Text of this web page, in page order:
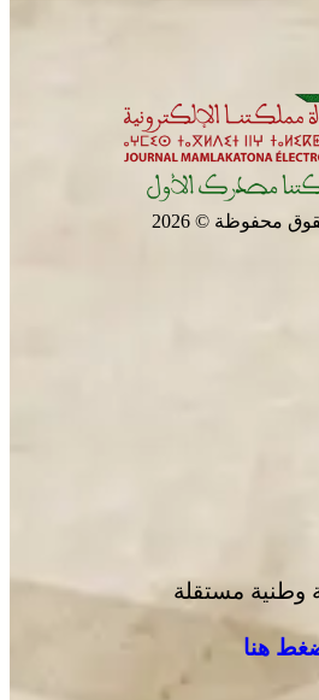
ينتهي من تجميع معطيات
محفوظة © 2026
وطنية مستقلة
هنا